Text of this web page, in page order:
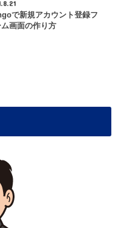
で新規アカウント登録フ
ム画面の作り方